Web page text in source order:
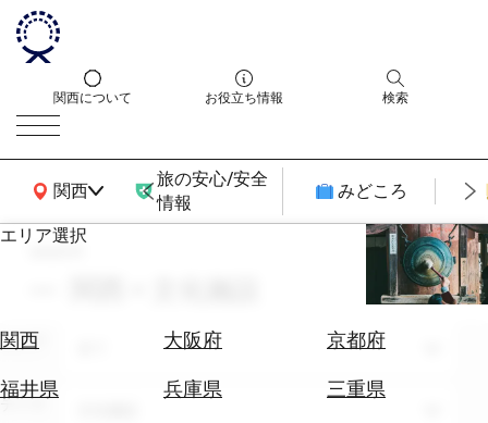
関西について お役立ち情報 検索
関西
関西広域MAP
旅の安心/安全
情報
みどころ
エリア選択
関西 大阪府
京都府
福井県
兵庫県
三重県
エ
券
search
エリア
テーマ